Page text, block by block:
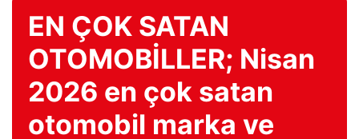
EN ÇOK SATAN
OTOMOBİLLER; Nisan
2026 en çok satan
otomobil marka ve